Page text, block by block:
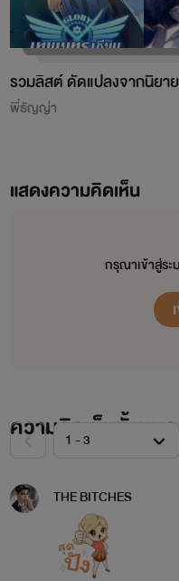
รวมลิสต์ ดัดแปลงจากนิยาย
พี่ธัญญ่า
แสดงความคิดเห็น
กรุณาเข้าสู่ร
ความคิดเห็นทั้งหม
THE BITCHES